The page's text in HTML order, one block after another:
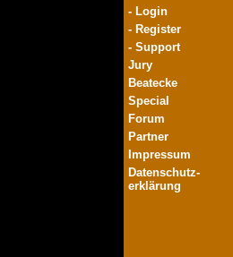
- Login
- Register
- Support
Jury
Beatecke
Special
Forum
Partner
Impressum
Datenschutz-
erklärung